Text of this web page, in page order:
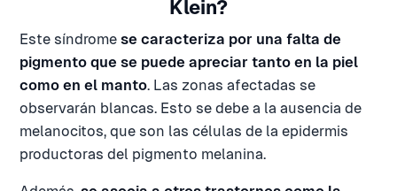
Klein?
Este síndrome se caracteriza por una falta de
pigmento que se puede apreciar tanto en la piel
como en el manto. Las zonas afectadas se
observarán blancas. Esto se debe a la ausencia de
melanocitos, que son las células de la epidermis
productoras del pigmento melanina.